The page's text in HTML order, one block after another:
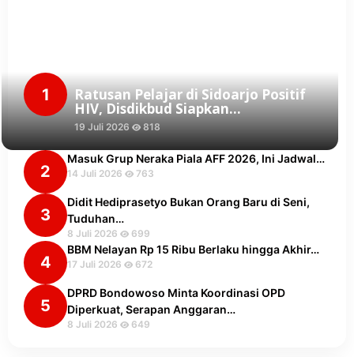
1 Ratusan Pelajar di Sidoarjo Positif
HIV, Disdikbud Siapkan…
19 Juli 2026 818
2
Masuk Grup Neraka Piala AFF 2026, Ini Jadwal…
14 Juli 2026 763
3
Didit Hediprasetyo Bukan Orang Baru di Seni,
Tuduhan…
8 Juli 2026 699
4
BBM Nelayan Rp 15 Ribu Berlaku hingga Akhir…
17 Juli 2026 672
5
DPRD Bondowoso Minta Koordinasi OPD
Diperkuat, Serapan Anggaran…
8 Juli 2026 649